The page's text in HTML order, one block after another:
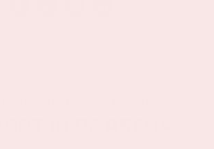
ARENA IS ALTIJD IN BEWEGING
in de ArenA